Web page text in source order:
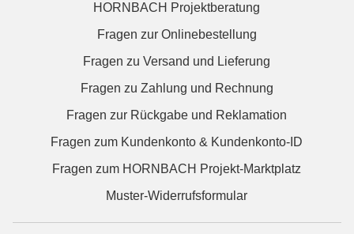
HORNBACH Projektberatung
Fragen zur Onlinebestellung
Fragen zu Versand und Lieferung
Fragen zu Zahlung und Rechnung
Fragen zur Rückgabe und Reklamation
Fragen zum Kundenkonto & Kundenkonto-ID
Fragen zum HORNBACH Projekt-Marktplatz
Muster-Widerrufsformular